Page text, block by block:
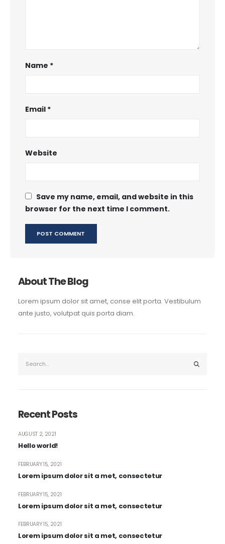
Name *
Email *
Website
Save my name, email, and website in this
browser for the next time I comment.
About The Blog
Lorem ipsum dolor sit amet, conse elit porta. Vestibulum
ante justo, volutpat quis porta diam.
Recent Posts
Hello world!
AUGUST 2, 2021
Lorem ipsum dolor sit a met, consectetur
FEBRUARY 15, 2021
Lorem ipsum dolor sit a met, consectetur
FEBRUARY 15, 2021
Lorem ipsum dolor sit a met, consectetur
FEBRUARY 15, 2021